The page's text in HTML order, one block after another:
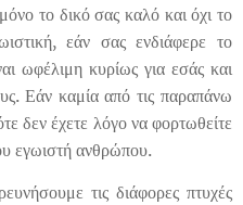
το δικό σας καλό και όχι το
εάν σας ενδιάφερε το
ωφέλιμη κυρίως για εσάς και
Εάν καμία από τις παραπάνω
δεν έχετε λόγο να φορτωθείτε
εγωιστή ανθρώπου.
τις διάφορες πτυχές